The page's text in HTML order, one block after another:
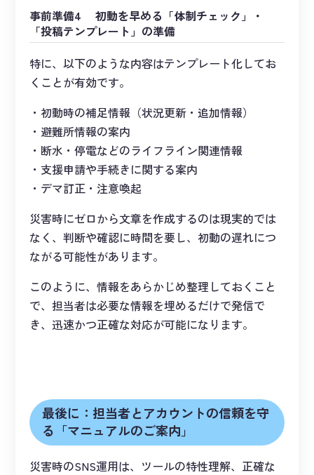
事前準備4 初動を早める「体制チェック」・
「投稿テンプレート」の準備
特に、以下のような内容はテンプレート化してお
くことが有効です。
初動時の補足情報（状況更新・追加情報）
避難所情報の案内
断水・停電などのライフライン関連情報
支援申請や手続きに関する案内
デマ訂正・注意喚起
災害時にゼロから文章を作成するのは現実的では
なく、判断や確認に時間を要し、初動の遅れにつ
ながる可能性があります。
このように、情報をあらかじめ整理しておくこと
で、担当者は必要な情報を埋めるだけで発信で
き、迅速かつ正確な対応が可能になります。
最後に：担当者とアカウントの信頼を守
る「マニュアルのご案内」
災害時のSNS運用は、ツールの特性理解、正確な